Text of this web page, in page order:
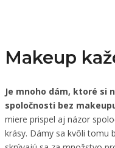
Makeup
Je mnoho dám, ktoré si
spoločnosti bez
miere prispel aj názor
krásy. Dámy sa kvôli tomu